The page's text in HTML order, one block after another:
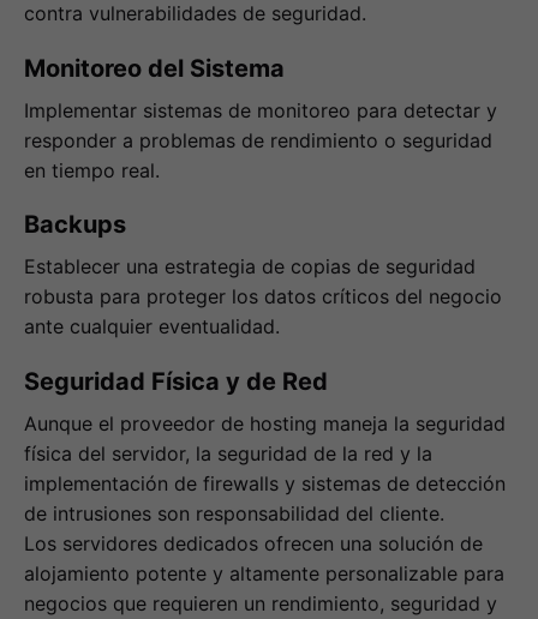
contra vulnerabilidades de seguridad.
Monitoreo del Sistema
Implementar sistemas de monitoreo para detectar y
responder a problemas de rendimiento o seguridad
en tiempo real.
Backups
Establecer una estrategia de copias de seguridad
robusta para proteger los datos críticos del negocio
ante cualquier eventualidad.
Seguridad Física y de Red
Aunque el proveedor de hosting maneja la seguridad
física del servidor, la seguridad de la red y la
implementación de firewalls y sistemas de detección
de intrusiones son responsabilidad del cliente.
Los servidores dedicados ofrecen una solución de
alojamiento potente y altamente personalizable para
negocios que requieren un rendimiento, seguridad y